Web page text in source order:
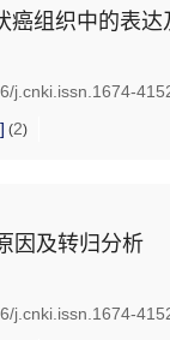
癌组织中的表达
j.cnki.issn.1674-
(2)
因及转归分析
j.cnki.issn.1674-